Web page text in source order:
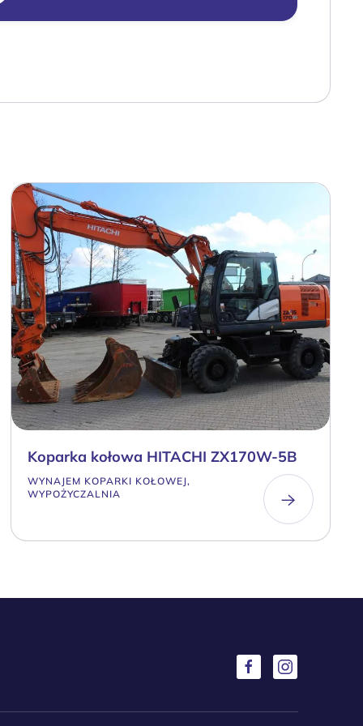
Koparka kołowa HITACHI ZX170W-5B
WYNAJEM KOPARKI KOŁOWEJ,
WYPOŻYCZALNIA